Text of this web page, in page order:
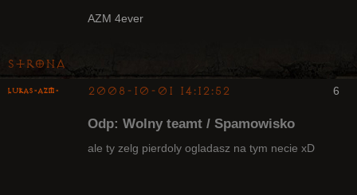
AZM 4ever
Strona
6
lukas-azm- 2008-10-01 14:12:52
Odp: Wolny teamt / Spamowisko
ale ty zelg pierdoly ogladasz na tym necie xD